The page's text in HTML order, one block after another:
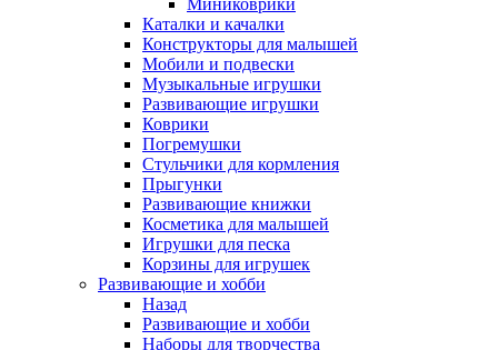
Миниковрики
Каталки и качалки
Конструкторы для малышей
Мобили и подвески
Музыкальные игрушки
Развивающие игрушки
Коврики
Погремушки
Стульчики для кормления
Прыгунки
Развивающие книжки
Косметика для малышей
Игрушки для песка
Корзины для игрушек
Развивающие и хобби
Назад
Развивающие и хобби
Наборы для творчества